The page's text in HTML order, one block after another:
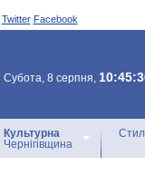
Twitter Facebook
Субота, 8 серпня,
Культурна
Чернігівщина